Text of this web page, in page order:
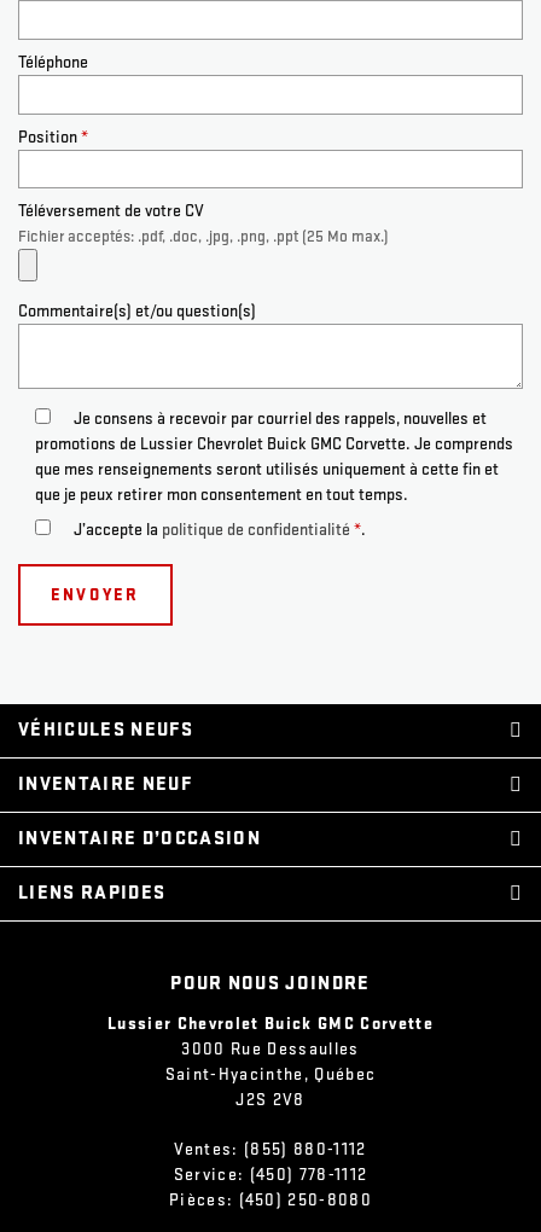
Téléphone
Position*
Téléversement de votre CV
Fichier acceptés: .pdf, .doc, .jpg, .png, .ppt (25 Mo max.)
Commentaire(s) et/ou question(s)
Je consens à recevoir par courriel des rappels, nouvelles et
promotions de Lussier Chevrolet Buick GMC Corvette. Je comprends
que mes renseignements seront utilisés uniquement à cette fin et
que je peux retirer mon consentement en tout temps.
J’accepte la politique de confidentialité *.
POUR NOUS JOINDRE
Lussier Chevrolet Buick GMC Corvette
3000 Rue Dessaulles
Saint-Hyacinthe , Québec
J2S 2V8
Ventes: (855) 880-1112
Service: (450) 778-1112
Pièces: (450) 250-8080
VÉHICULES NEUFS
INVENTAIRE NEUF
INVENTAIRE D’OCCASION
LIENS RAPIDES